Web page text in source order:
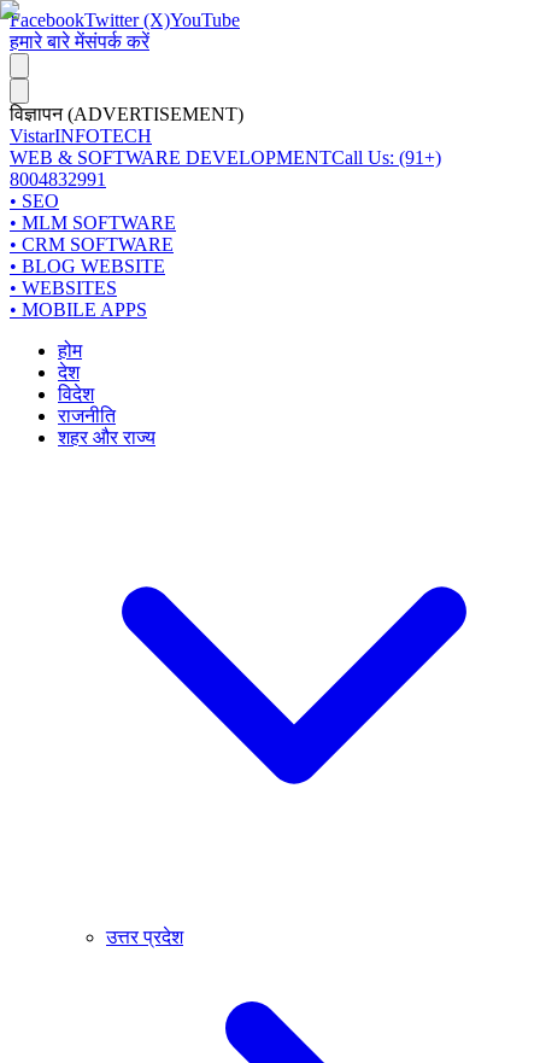
FacebookTwitter (X)YouTube
हमारे बारे मेंसंपर्क करें
विज्ञापन (ADVERTISEMENT)
VistarINFOTECH
WEB & SOFTWARE DEVELOPMENTCall Us: (91+)
8004832991
• SEO
• MLM SOFTWARE
• CRM SOFTWARE
• BLOG WEBSITE
• WEBSITES
• MOBILE APPS
होम
देश
विदेश
राजनीति
शहर और राज्य
उत्तर प्रदेश